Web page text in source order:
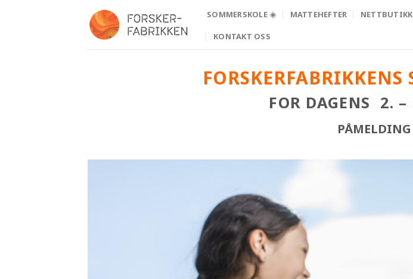
SOMMERSKOLE ☀️ MATTEHEFTER NETTBUTIKK
KONTAKT OSS
FOR DAGENS 2.
PÅMELDING